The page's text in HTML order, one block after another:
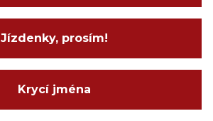
Jízdenky, prosím!
Krycí jména